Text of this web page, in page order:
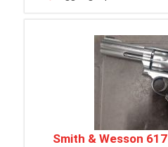
Smith & Wesson 617